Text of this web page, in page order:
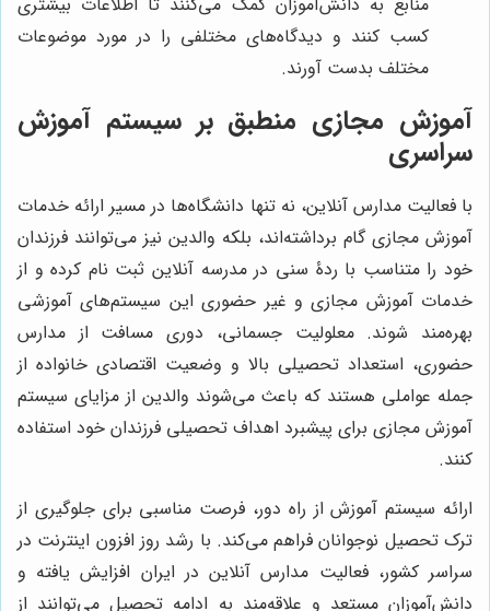
کسب کنند و دیدگاه‌های مختلفی را در مورد موضوعات
مختلف بدست آورند.
آموزش مجازی منطبق بر سیستم آموزش
سراسری
با فعالیت مدارس آنلاین، نه تنها دانشگاه‌ها در مسیر ارائه خدمات
آموزش مجازی گام برداشته‌اند، بلکه والدین نیز می‌توانند فرزندان
خود را متناسب با ردۀ سنی در مدرسه آنلاین ثبت نام کرده و از
خدمات آموزش مجازی و غیر حضوری این سیستم‌های آموزشی
بهره‌مند شوند. معلولیت جسمانی، دوری مسافت از مدارس
حضوری، استعداد تحصیلی بالا و وضعیت اقتصادی خانواده از
جمله عواملی هستند که باعث می‌شوند والدین از مزایای سیستم
آموزش مجازی برای پیشبرد اهداف تحصیلی فرزندان خود استفاده
کنند.
ارائه سیستم آموزش از راه دور، فرصت مناسبی برای جلوگیری از
ترک تحصیل نوجوانان فراهم می‌کند. با رشد روز افزون اینترنت در
سراسر کشور، فعالیت مدارس آنلاین در ایران افزایش یافته و
دانش‌آموزان مستعد و علاقه‌مند به ادامه تحصیل می‌توانند از